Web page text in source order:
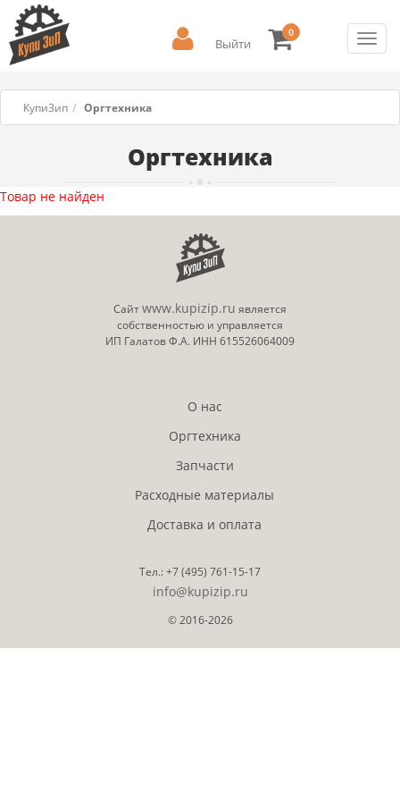
Выйти
0
КупиЗип Оргтехника
Оргтехника
Товар не найден
Сайтwww.kupizip.ru является
собственностью и управляется
ИП Галатов Ф.А. ИНН 615526064009
О нас
Оргтехника
Запчасти
Расходные материалы
Доставка и оплата
Тел.:+7 (495) 761-15-17
info@kupizip.ru
© 2016-2026